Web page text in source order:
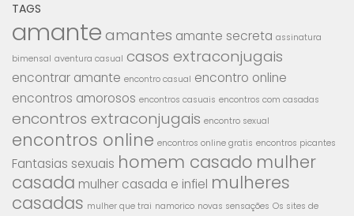
TAGS
amanteamantes amante secreta assinatura
bimensal aventura casual casos extraconjugais
encontrar amante encontro casual encontro online
encontros amorosos encontros casuais encontros com casadas
encontros extraconjugais encontro sexual
encontros online encontros online gratis encontros picantes
Fantasias sexuais homem casado mulher
casada mulher casada e infiel mulheres
casadas mulher que trai namorico novas sensações Os sites de